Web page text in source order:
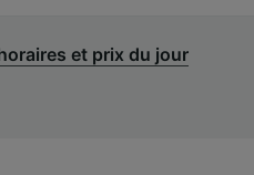
et prix du jour